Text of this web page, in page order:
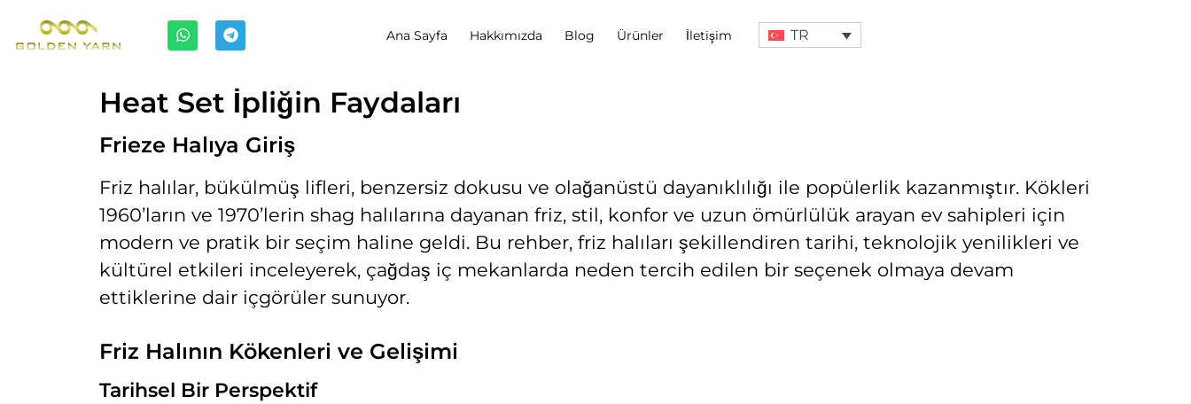
Ana Sayfa Hakkımızda Blog Ürünler İletişim TR
Heat Set İpliğin Faydaları
Frieze Halıya Giriş
Friz halılar, bükülmüş lifleri, benzersiz dokusu ve olağanüstü dayanıklılığı ile popülerlik kazanmıştır. Kökleri
1960’ların ve 1970’lerin shag halılarına dayanan friz, stil, konfor ve uzun ömürlülük arayan ev sahipleri için
modern ve pratik bir seçim haline geldi. Bu rehber, friz halıları şekillendiren tarihi, teknolojik yenilikleri ve
kültürel etkileri inceleyerek, çağdaş iç mekanlarda neden tercih edilen bir seçenek olmaya devam
ettiklerine dair içgörüler sunuyor.
Friz Halının Kökenleri ve Gelişimi
Tarihsel Bir Perspektif